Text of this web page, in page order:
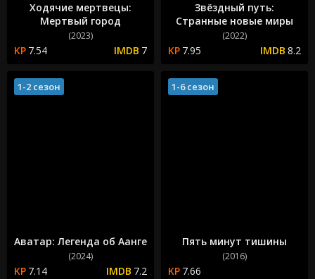
Ходячие мертвецы:
Мертвый город
(2023)
7.54 7
Звёздный путь:
Странные новые миры
(2022)
7.95 8.2
Аватар: Легенда об Аанге
(2024)
7.14 7.2
1-2 сезон
Пять минут тишины
(2016)
7.66
1-6 сезон